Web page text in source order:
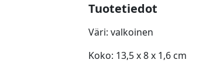
Tuotetiedot
Väri: valkoinen
Koko: 13,5 x 8 x 1,6 cm